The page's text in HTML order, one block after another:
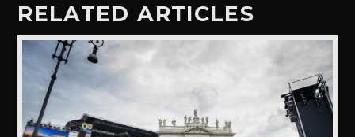
RELATED ARTICLES